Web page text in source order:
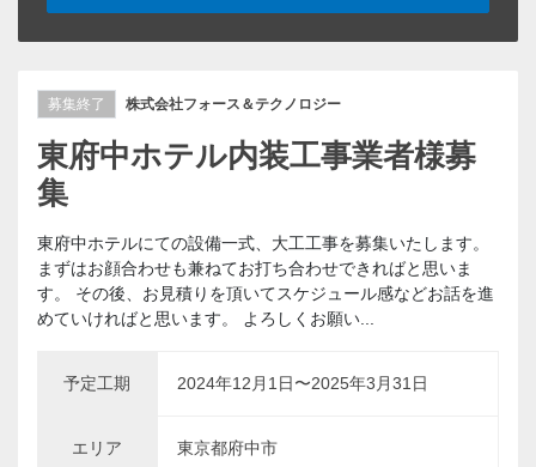
募集終了 株式会社フォース＆テクノロジー
東府中ホテル内装工事業者様募
集
東府中ホテルにての設備一式、大工工事を募集いたします。
まずはお顔合わせも兼ねてお打ち合わせできればと思いま
す。 その後、お見積りを頂いてスケジュール感などお話を進
めていければと思います。 よろしくお願い...
予定工期 2024年12月1日〜2025年3月31日
エリア 東京都府中市